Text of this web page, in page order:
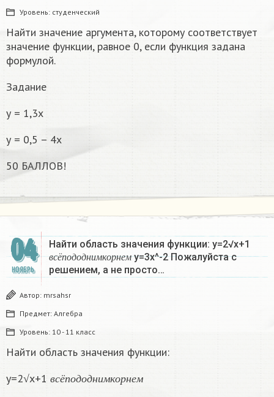
Уровень: студенческий
Найти значение аргумента, которому соответствует
значение функции, равное 0, если функция задана
формулой.
Задание
у = 1,3х
у = 0,5 – 4х
50 БАЛЛОВ!
04
НОЯБРЬ
Найти область значения функции: у=2√х+1
в с ё по д о д н имко р н ем
сё о до м
у=3х^-2 Пожалуйста с
решением, а не просто…
Автор: mrsahsr
Предмет: Алгебра
Уровень: 10 - 11 класс
Найти область значения функции:
у=2√х+1
в с ё п о д о д н имк о р н ем
ё од о